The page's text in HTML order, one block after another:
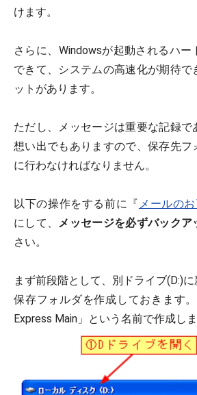
けます。
さらに、Windowsが起動されるハ
できて、システムの高速化が期待で
ットがあります。
ただし、メッセージは重要な記録で
想い出でもありますので、保存先フ
に行わなければなりません。
以下の操作をする前に『 メールの
にして、 メッセージを必ずバックア
さい。
まず前段階として、別ドライブ(D:)
保存フォルダを作成しておきます
Express Main」という名前で作成しま